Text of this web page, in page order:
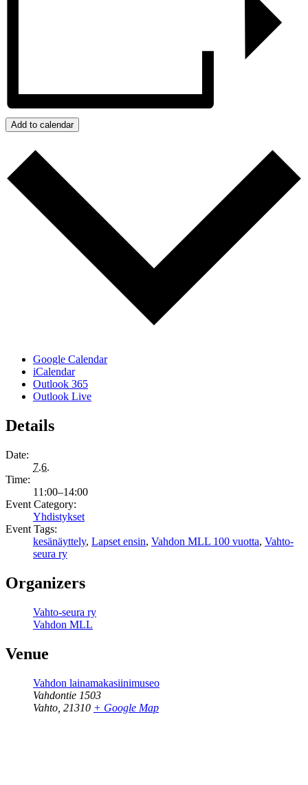
Add to calendar
Google Calendar
iCalendar
Outlook 365
Outlook Live
Details
Date:
7.6.
Time:
11:00–14:00
Event Category:
Yhdistykset
Event Tags:
kesänäyttely, Lapset ensin, Vahdon MLL 100 vuotta, Vahto-
seura ry
Organizers
Vahto-seura ry
Vahdon MLL
Venue
Vahdon lainamakasiinimuseo
Vahdontie 1503
Vahto 21310 + Google Map